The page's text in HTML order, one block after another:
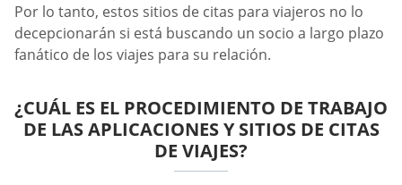
Por lo tanto, estos sitios de citas para viajeros no lo
decepcionarán si está buscando un socio a largo plazo
fanático de los viajes para su relación.
¿CUÁL ES EL PROCEDIMIENTO DE TRABAJO
DE LAS APLICACIONES Y SITIOS DE CITAS
DE VIAJES?